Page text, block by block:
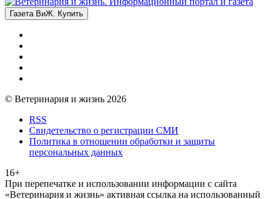
Газета ВиЖ. Купить
© Ветеринария и жизнь 2026
RSS
Свидетельство о регистрации СМИ
Политика в отношении обработки и защиты
персональных данных
16+
При перепечатке и использовании информации с сайта
«Ветеринария и жизнь» активная ссылка на использованный